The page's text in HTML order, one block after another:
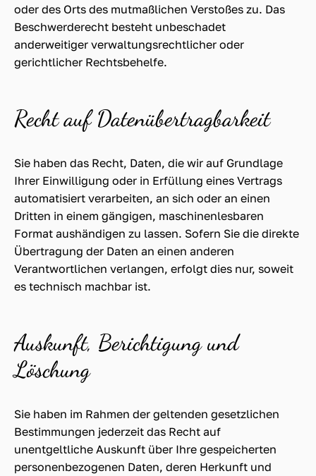
oder des Orts des mutmaßlichen Verstoßes zu. Das
Beschwerderecht besteht unbeschadet
anderweitiger verwaltungsrechtlicher oder
gerichtlicher Rechtsbehelfe.
Recht auf Daten­übertrag­barkeit
Sie haben das Recht, Daten, die wir auf Grundlage
Ihrer Einwilligung oder in Erfüllung eines Vertrags
automatisiert verarbeiten, an sich oder an einen
Dritten in einem gängigen, maschinenlesbaren
Format aushändigen zu lassen. Sofern Sie die direkte
Übertragung der Daten an einen anderen
Verantwortlichen verlangen, erfolgt dies nur, soweit
es technisch machbar ist.
Auskunft, Berichtigung und
Löschung
Sie haben im Rahmen der geltenden gesetzlichen
Bestimmungen jederzeit das Recht auf
unentgeltliche Auskunft über Ihre gespeicherten
personenbezogenen Daten, deren Herkunft und